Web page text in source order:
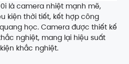
là camera nhiệt mạnh mẽ,
kiện thời tiết, kết hợp công
học. Camera được thiết kế
nghiệt, mang lại hiệu suất
khắc nghiệt.